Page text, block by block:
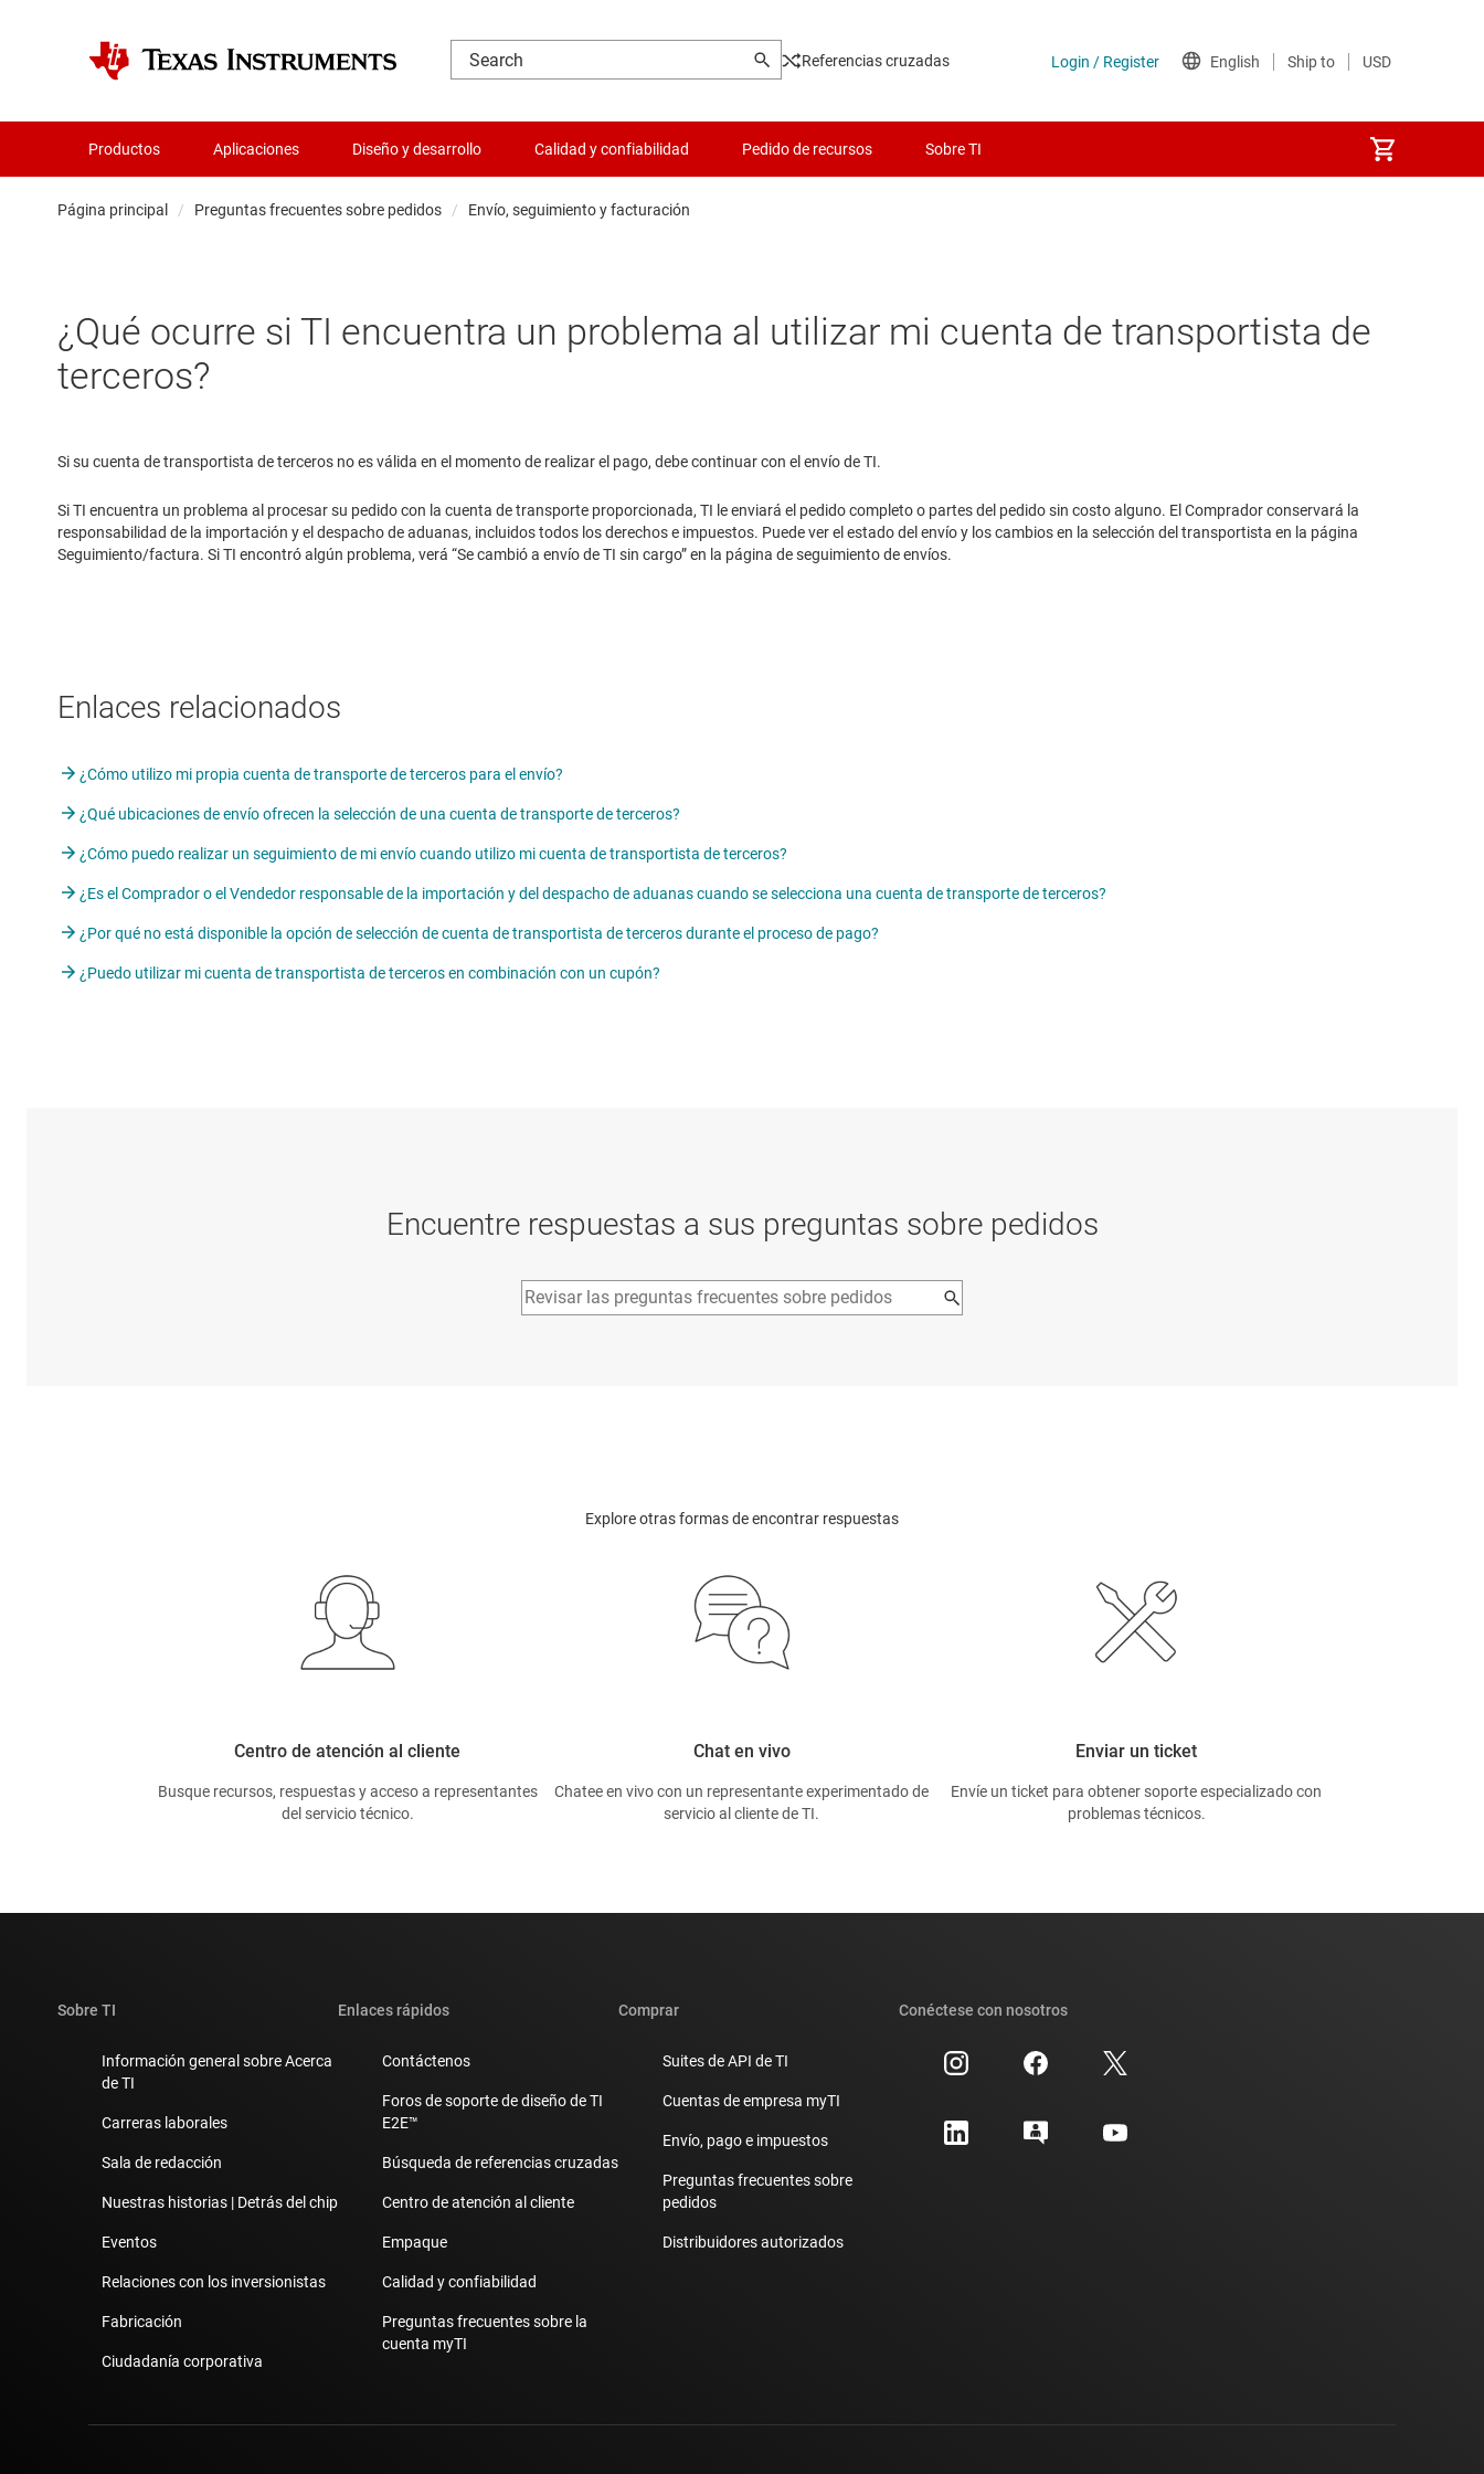
Referencias cruzadas
Productos Aplicaciones Diseño y desarrollo Calidad y confiabilidad Pedido de recursos Sobre TI
Página principal Preguntas frecuentes sobre pedidos Envío, seguimiento y facturación
¿Qué ocurre si TI encuentra un problema al utilizar mi cuenta de transportista de
terceros?
Si su cuenta de transportista de terceros no es válida en el momento de realizar el pago, debe continuar con el envío de TI.
Si TI encuentra un problema al procesar su pedido con la cuenta de transporte proporcionada, TI le enviará el pedido completo o partes del pedido sin costo alguno. El Comprador conservará la
responsabilidad de la importación y el despacho de aduanas, incluidos todos los derechos e impuestos. Puede ver el estado del envío y los cambios en la selección del transportista en la página
Seguimiento/factura. Si TI encontró algún problema, verá “Se cambió a envío de TI sin cargo” en la página de seguimiento de envíos.
Enlaces relacionados
¿Cómo utilizo mi propia cuenta de transporte de terceros para el envío?
¿Qué ubicaciones de envío ofrecen la selección de una cuenta de transporte de terceros?
¿Cómo puedo realizar un seguimiento de mi envío cuando utilizo mi cuenta de transportista de terceros?
¿Es el Comprador o el Vendedor responsable de la importación y del despacho de aduanas cuando se selecciona una cuenta de transporte de terceros?
¿Por qué no está disponible la opción de selección de cuenta de transportista de terceros durante el proceso de pago?
¿Puedo utilizar mi cuenta de transportista de terceros en combinación con un cupón?
Encuentre respuestas a sus preguntas sobre pedidos
Explore otras formas de encontrar respuestas
Centro de atención al cliente
Busque recursos, respuestas y acceso a representantes
del servicio técnico.
Chat en vivo
Chatee en vivo con un representante experimentado de
servicio al cliente de TI.
Enviar un ticket
Envíe un ticket para obtener soporte especializado con
problemas técnicos.
Sobre TI
Información general sobre Acerca
de TI
Carreras laborales
Sala de redacción
Nuestras historias | Detrás del chip
Eventos
Relaciones con los inversionistas
Fabricación
Ciudadanía corporativa
Enlaces rápidos
Contáctenos
Foros de soporte de diseño de TI
E2E™
Búsqueda de referencias cruzadas
Centro de atención al cliente
Empaque
Calidad y confiabilidad
Preguntas frecuentes sobre la
cuenta myTI
Comprar
Suites de API de TI
Cuentas de empresa myTI
Envío, pago e impuestos
Preguntas frecuentes sobre
pedidos
Distribuidores autorizados
Conéctese con nosotros